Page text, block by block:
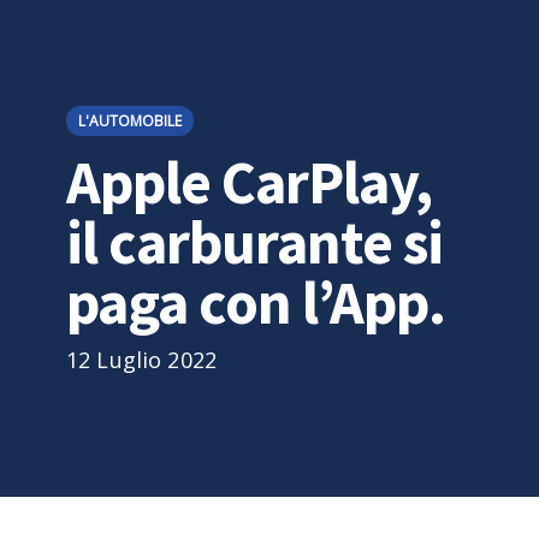
L'AUTOMOBILE
Apple CarPlay,
il carburante si
paga con l’App.
12 Luglio 2022